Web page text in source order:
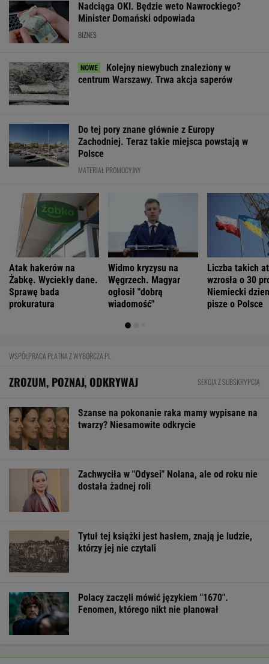
Nadciąga OKI. Będzie weto Nawrockiego?
Minister Domański odpowiada
BIZNES
Kolejny niewybuch znaleziony w
centrum Warszawy. Trwa akcja saperów
Do tej pory znane głównie z Europy
Zachodniej. Teraz takie miejsca powstają w
Polsce
MATERIAŁ PROMOCYJNY
Atak hakerów na
Żabkę. Wyciekły dane.
Sprawę bada
prokuratura
Widmo kryzysu na
Węgrzech. Magyar
ogłosił "dobrą
wiadomość"
Liczba takich
wzrosła o 30
Niemiecki
pisze o Polsce
WSPÓŁPRACA PŁATNA Z WYBORCZA.PL
ZROZUM, POZNAJ, ODKRYWAJ SEKCJA Z SUBSKRYPCJĄ
Szanse na pokonanie raka mamy wypisane na
twarzy? Niesamowite odkrycie
Zachwyciła w "Odysei" Nolana, ale od roku nie
dostała żadnej roli
Tytuł tej książki jest hasłem, znają je ludzie,
którzy jej nie czytali
Polacy zaczęli mówić językiem "1670".
Fenomen, którego nikt nie planował